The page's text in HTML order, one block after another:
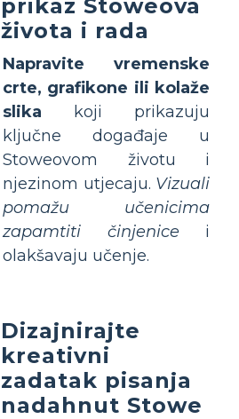
prikaz Stoweova
života i rada
Napravite vremenske
crte, grafikone ili kolaže
slika koji prikazuju
ključne događaje u
Stoweovom životu i
njezinom utjecaju. Vizuali
pomažu učenicima
zapamtiti činjenice i
olakšavaju učenje.
Dizajnirajte
kreativni
zadatak pisanja
nadahnut Stowe